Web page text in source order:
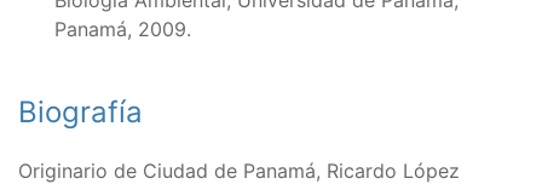
Panamá, 2009.
Biografía
Originario de Ciudad de Panamá, Ricardo López